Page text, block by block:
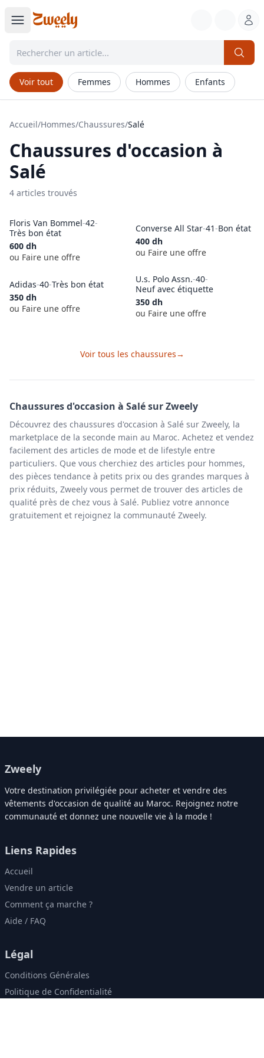
Voir tout Femmes Hommes Enfants
Accueil/Hommes/Chaussures/Salé
Chaussures d'occasion à
Salé
4 articles trouvés
Floris Van Bommel-42-
Très bon état
600 dh
ou Faire une offre
Converse All Star-41-Bon état
400 dh
ou Faire une offre
Adidas-40-Très bon état
350 dh
ou Faire une offre
U.s. Polo Assn.-40-
Neuf avec étiquette
350 dh
ou Faire une offre
Voir tous les chaussures→
Chaussuresd'occasion à Salésur Zweely
Découvrez des chaussures d'occasion à Salé sur Zweely, la
marketplace de la seconde main au Maroc. Achetez et vendez
facilement des articles de mode et de lifestyle entre
particuliers. Que vous cherchiez des articles pour hommes,
des pièces tendance à petits prix ou des grandes marques à
prix réduits, Zweely vous permet de trouver des articles de
qualité près de chez vous à Salé. Publiez votre annonce
gratuitement et rejoignez la communauté Zweely.
Zweely
Votre destination privilégiée pour acheter et vendre des
vêtements d'occasion de qualité au Maroc. Rejoignez notre
communauté et donnez une nouvelle vie à la mode !
Liens Rapides
Accueil
Vendre un article
Comment ça marche ?
Aide / FAQ
Légal
Conditions Générales
Politique de Confidentialité